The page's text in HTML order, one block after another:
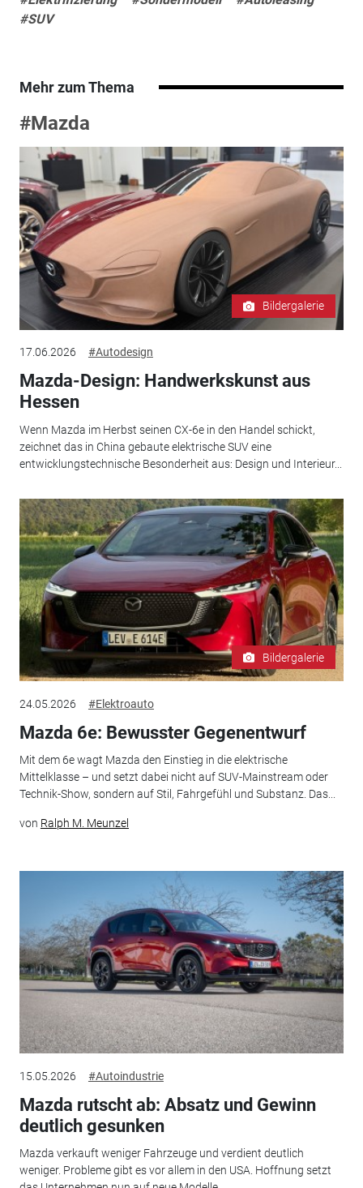
#SUV
Mehr zum Thema
#Mazda
Bildergalerie
17.06.2026 #Autodesign
Mazda-Design: Handwerkskunst aus
Hessen
Wenn Mazda im Herbst seinen CX-6e in den Handel schickt,
zeichnet das in China gebaute elektrische SUV eine
entwicklungstechnische Besonderheit aus: Design und Interieur...
Bildergalerie
24.05.2026 #Elektroauto
Mazda 6e: Bewusster Gegenentwurf
Mit dem 6e wagt Mazda den Einstieg in die elektrische
Mittelklasse – und setzt dabei nicht auf SUV-Mainstream oder
Technik-Show, sondern auf Stil, Fahrgefühl und Substanz. Das...
von Ralph M. Meunzel
15.05.2026 #Autoindustrie
Mazda rutscht ab: Absatz und Gewinn
deutlich gesunken
Mazda verkauft weniger Fahrzeuge und verdient deutlich
weniger. Probleme gibt es vor allem in den USA. Hoffnung setzt